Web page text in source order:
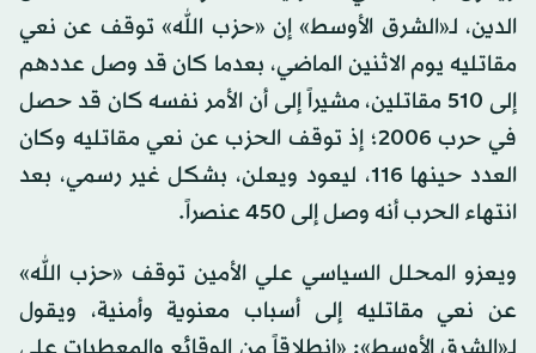
الدين، لـ«الشرق الأوسط» إن «حزب الله» توقف عن نعي
مقاتليه يوم الاثنين الماضي، بعدما كان قد وصل عددهم
إلى 510 مقاتلين، مشيراً إلى أن الأمر نفسه كان قد حصل
في حرب 2006؛ إذ توقف الحزب عن نعي مقاتليه وكان
العدد حينها 116، ليعود ويعلن، بشكل غير رسمي، بعد
انتهاء الحرب أنه وصل إلى 450 عنصراً.
ويعزو المحلل السياسي علي الأمين توقف «حزب الله»
عن نعي مقاتليه إلى أسباب معنوية وأمنية، ويقول